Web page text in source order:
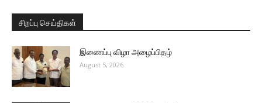
சிறப்பு செய்திகள்
இணைப்பு விழா அழைப்பிதழ்
August 5, 2026